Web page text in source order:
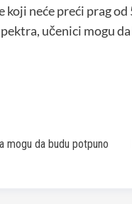
koji neće preći prag
učenici mogu
mogu da budu potpuno